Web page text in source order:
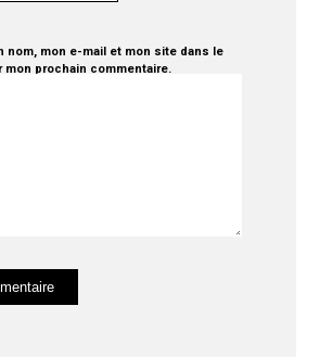
nom, mon e-mail et mon site dans le
mon prochain commentaire.